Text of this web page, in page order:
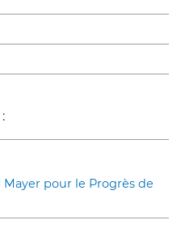
pour le Progrès de